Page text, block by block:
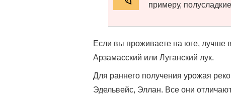
примеру,
Если вы проживаете на юге, лучше
Арзамасский или Луганский лук.
Для раннего получения урожая
Эдельвейс, Эллан. Все они